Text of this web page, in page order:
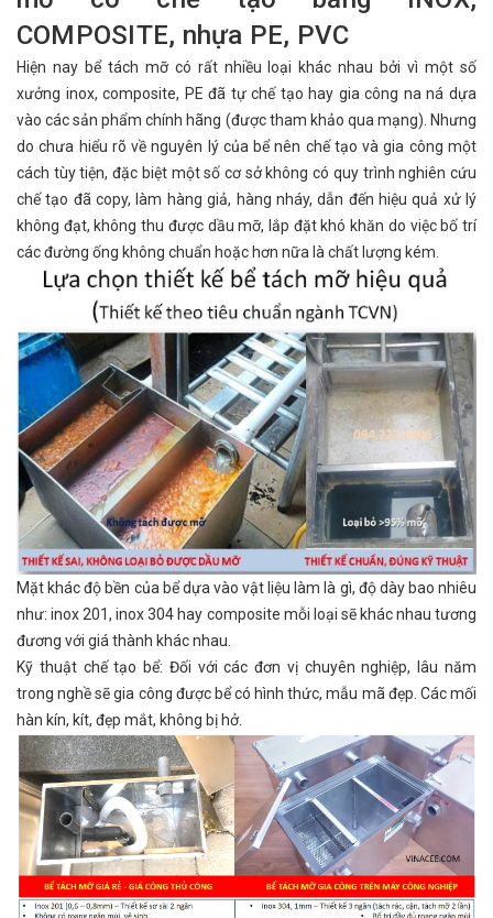
COMPOSITE, nhựa PE, PVC
Hiện nay bể tách mỡ có rất nhiều loại khác nhau bởi vì một số
xưởng inox, composite, PE đã tự chế tạo hay gia công na ná dựa
vào các sản phẩm chính hãng (được tham khảo qua mạng). Nhưng
do chưa hiểu rõ về nguyên lý của bể nên chế tạo và gia công một
cách tùy tiện, đặc biệt một số cơ sở không có quy trình nghiên cứu
chế tạo đã copy, làm hàng giả, hàng nháy, dẫn đến hiệu quả xử lý
không đạt, không thu được dầu mỡ, lắp đặt khó khăn do việc bố trí
các đường ống không chuẩn hoặc hơn nữa là chất lượng kém.
Mặt khác độ bền của bể dựa vào vật liệu làm là gì, độ dày bao nhiêu
như: inox 201, inox 304 hay composite mỗi loại sẽ khác nhau tương
đương với giá thành khác nhau.
Kỹ thuật chế tạo bể: Đối với các đơn vị chuyên nghiệp, lâu năm
trong nghề sẽ gia công được bể có hình thức, mẫu mã đẹp. Các mối
hàn kín, kít, đẹp mắt, không bị hở.